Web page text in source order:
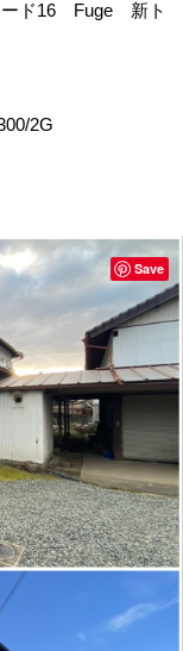
ード16 Fuge 新ト
2G
Save